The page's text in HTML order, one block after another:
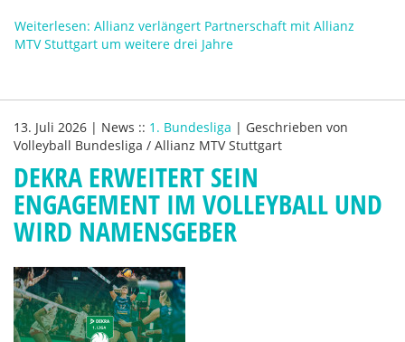
Weiterlesen: Allianz verlängert Partnerschaft mit Allianz
MTV Stuttgart um weitere drei Jahre
13. Juli 2026 | News :: 1. Bundesliga | Geschrieben von
Volleyball Bundesliga / Allianz MTV Stuttgart
DEKRA ERWEITERT SEIN
ENGAGEMENT IM VOLLEYBALL UND
WIRD NAMENSGEBER